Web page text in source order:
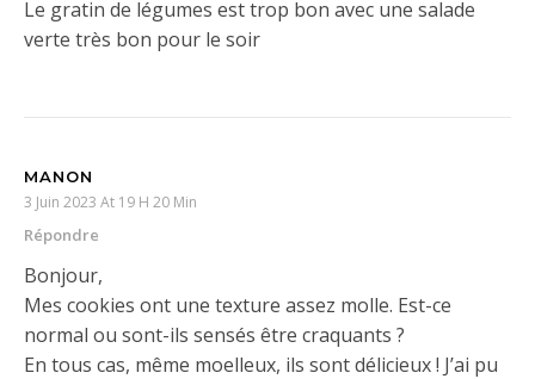
Le gratin de légumes est trop bon avec une salade
verte très bon pour le soir
MANON
3 Juin 2023 At 19 H 20 Min
Répondre
Bonjour,
Mes cookies ont une texture assez molle. Est-ce
normal ou sont-ils sensés être craquants ?
En tous cas, même moelleux, ils sont délicieux ! J’ai pu